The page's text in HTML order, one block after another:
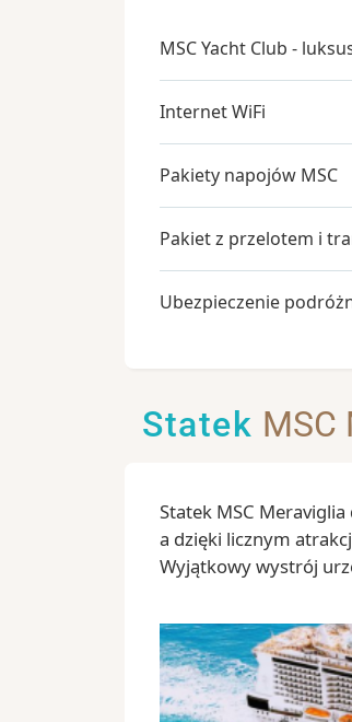
MSC Yacht Club -
Internet WiFi
Pakiety napojów MSC
Pakiet z przelotem i
Ubezpieczenie
Statek MSC
Statek MSC
a dzięki licznym
Wyjątkowy wystrój